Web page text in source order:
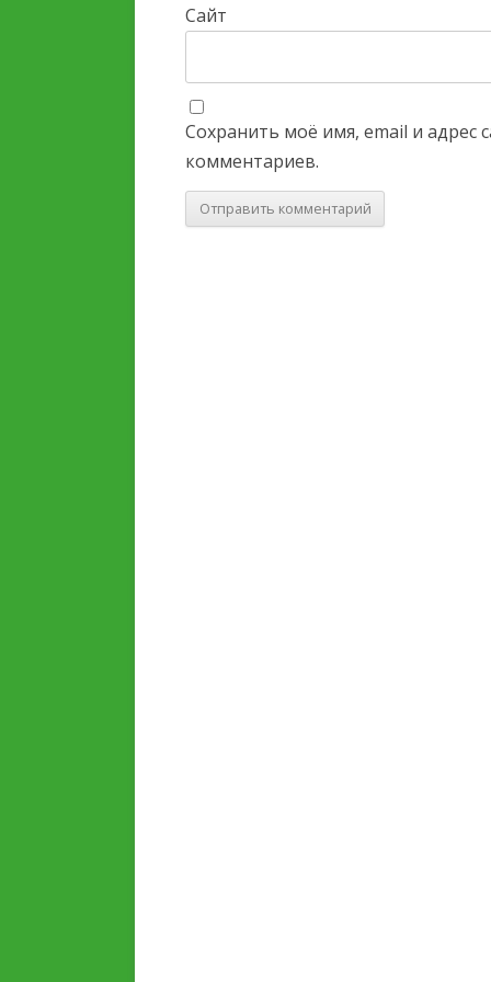
Сайт
Сохранить моё имя, email и адрес
комментариев.